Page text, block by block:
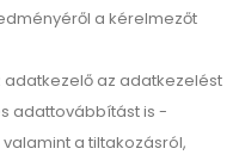
a kérelmezőt
adatkezelő az adatkezelést
adattovábbítást is -
a tiltakozásról,